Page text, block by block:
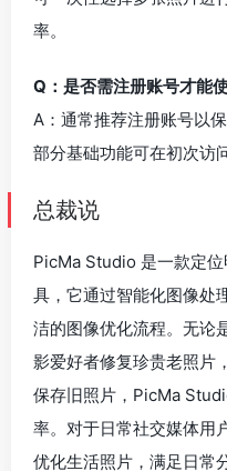
率。
Q：是否需注册账号才能
A：通常推荐注册账号以
部分基础功能可在初次访
总裁说
PicMa Studio 是一款定
具，它通过智能化图像处
洁的图像优化流程。无论
影爱好者修复珍贵老照片
保存旧照片，PicMa
率。对于日常社交媒体用
优化生活照片，满足日常